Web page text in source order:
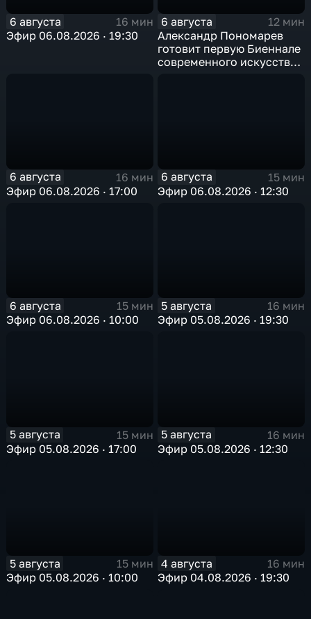
6 августа
16 мин
Эфир 06.08.2026 · 19:30
6 августа
12 мин
Александр Пономарев
готовит первую Биеннале
современного искусства
6 августа
16 мин
Эфир 06.08.2026 · 17:00
6 августа
15 мин
Эфир 06.08.2026 · 12:30
6 августа
15 мин
Эфир 06.08.2026 · 10:00
5 августа
16 мин
Эфир 05.08.2026 · 19:30
5 августа
15 мин
Эфир 05.08.2026 · 17:00
5 августа
16 мин
Эфир 05.08.2026 · 12:30
5 августа
15 мин
Эфир 05.08.2026 · 10:00
4 августа
16 мин
Эфир 04.08.2026 · 19:30